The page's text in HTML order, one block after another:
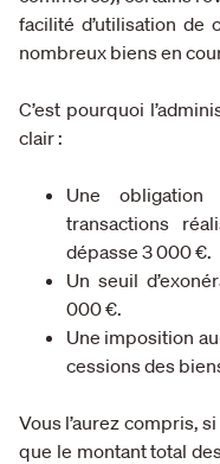
facilité d’utilisation de
nombreux biens en
C’est pourquoi
clair :
Une
transactions
dépasse 3 000 €.
Un seuil
000 €.
Une imposition
cessions des
Vous l’aurez compris,
que le montant total